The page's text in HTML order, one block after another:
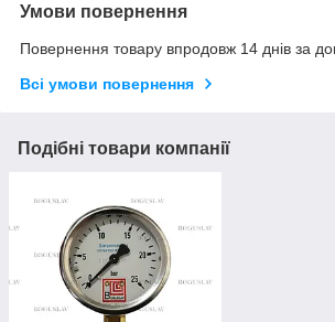
Умови повернення
Повернення товару впродовж 14 днів за
Всі умови повернення
Подібні товари компанії